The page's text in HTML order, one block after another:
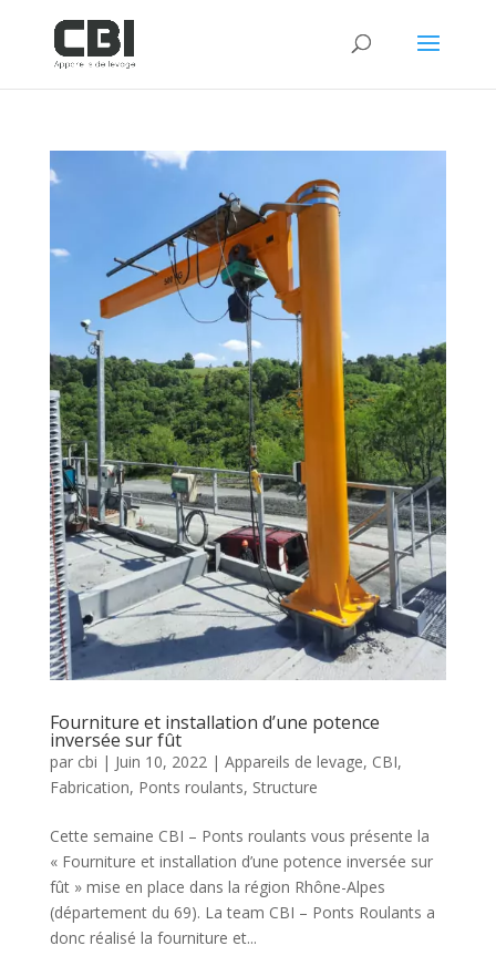
Fourniture et installation d’une potence
inversée sur fût
par cbi | Juin 10, 2022| Appareils de levage, CBI,
Fabrication, Ponts roulants, Structure
Cette semaine CBI – Ponts roulants vous présente la
« Fourniture et installation d’une potence inversée sur
fût » mise en place dans la région Rhône-Alpes
(département du 69). La team CBI – Ponts Roulants a
donc réalisé la fourniture et...